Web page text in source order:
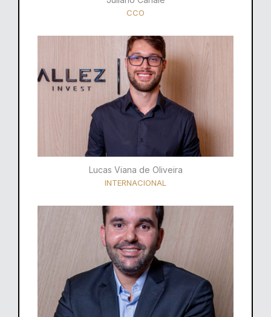
CCO
Lucas Viana de Oliveira
INTERNACIONAL